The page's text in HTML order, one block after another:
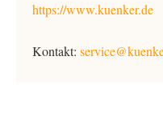
https://www.kuenker.de
Kontakt: